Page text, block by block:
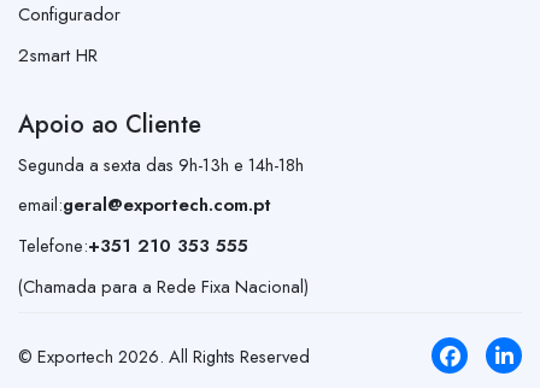
Configurador
2smart HR
Apoio ao Cliente
Segunda a sexta das 9h-13h e 14h-18h
email:geral@exportech.com.pt
Telefone:+351 210 353 555
(Chamada para a Rede Fixa Nacional)
© Exportech 2026. All Rights Reserved